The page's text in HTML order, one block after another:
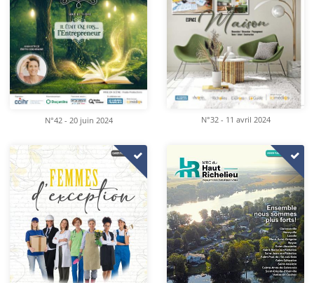
N°42 - 20 juin 2024 N°32 - 11 avril 2024